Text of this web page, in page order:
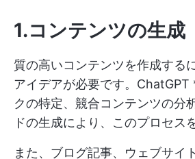
1.コンテンツの生成
質の高いコンテンツを作成する
アイデアが必要です。ChatGPT
クの特定、競合コンテンツの分
ドの生成により、このプロセス
また、ブログ記事、ウェブサイ